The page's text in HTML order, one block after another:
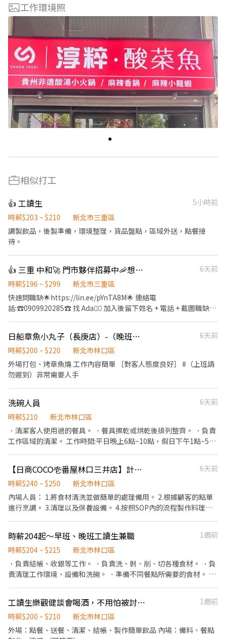
工作環境照
相似打工
👍 工讀生
5小時前
時薪$203 ~ $210
新北市三重區
調製飲品，後製準備，環境整理，貨品盤點，區域外送，點餐接
待。
👍 三重 中和🚀 門市夥伴招募中🦐想找穩定工作嗎？⭐ 固定班別＋完整培訓＋油資補貼！
6天前
時薪$196 ~ $299
新北市三重區
快速問職缺🌟https://lin.ee/pYnTA8M🌟 連絡電
話:☎️0909920285☎️ 找 Ada🙋‍♀️ 加入後留下姓名 + 電話 + 截圖職缺🤩
耗材 🕰️上班時間🕰️ 🏪有人店 ◆固定早/午/晚班/假日班（4~7.5 小
時不等）。 一週配合 3-5 天（含六日）。 🏫智取店(固定早晚班) ◆
提供早、午、晚、夜班日(排班 2-5 小時)選擇極其彈性。 一週配合
3-5 天（含六日）。 💰薪資💰 🏪有人店 ◆新竹以北，宜蘭地區
地區196/時+區域津貼($5~$45) 🏫智取店 ※獎金各區不同，個別面
試可問(津貼包含區域，班別，交通三項津貼) ◆台北209/時+津貼
($33~$68) ◆其餘地區204/時+津貼($8~$83) ‼️工作需求‼️ ★需支援
附近門市 🎉工作福利🎉 🏪有人店 ★固定班別 ★完整教育訓練 🏫智
取店 ★油資、維修補貼 ★固定班別 ★完整教育訓練 快速問職缺🌟
https://lin.ee/pYnTA8M🌟 連絡電話:☎️0909920285☎️ 找 Ada🙋‍♀️ 加
入後留下姓名 + 電話 + 截圖職缺🤩 🈚️詐騙🈚️💯安心就業💯
日船章魚小丸子（長庚店）-（晚班工讀）
6天前
時薪$200 ~ $220
新北市林口區
外場打包、烤章魚燒 工作內容簡單 ［對客人態度良好］ #（上班請
勿遲到）非常需要人手
洗碗人員
6天前
時薪$210
新北市林口區
．清潔客人使用過的餐具。 ．餐具擦乾或烘乾後排列整齊。 ．負責
工作區域的清潔。 工作時間:平日晚上6點~10點，假日下午1點~5
【日商COCO壱番屋林口三井店】計時人員
6天前
時薪$240 ~ $250
新北市林口區
內場人員： 1.將食材清洗並做簡單的處理備用。 2.根據顧客的點單
進行烹調。 3.清理以及保養設備。 4.按照SOP內的流程製作料理。
鋪作業程序。 4.進行簡易餐飲之料理，如：製作沙拉、調配飲料
等。 5.負責結帳、收銀之工作。 6.協助店主管店務管理。 ※內場人
員時薪250、外場人員時薪240
時薪204起～早班、晚班工讀生兼職
1週前
時薪$204 ~ $215
新北市林口區
．負責結帳、收銀等工作。 ．負責洗、剝、削、切各種食材。 ．負
責清理工作環境、設備和洗碗。 ．準備不同餐點所需要的食材。 ．
好三個月後調薪。 ．可排休假日。
工讀生樂觀健談會喝酒，不用怕被討厭的客人欺負
1週前
時薪$200 ~ $210
新北市林口區
外場：點餐、送餐、清潔、結帳、製作簡單飲品 內場：備料、餐點